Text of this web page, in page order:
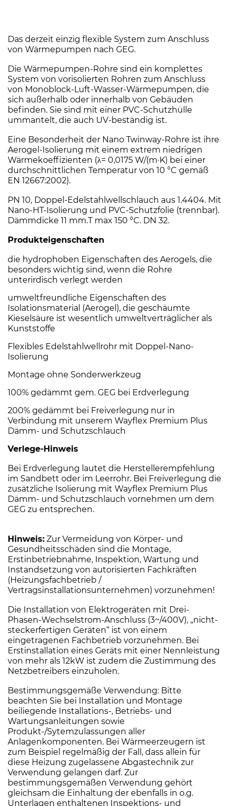
Das derzeit einzig flexible System zum Anschluss
von Wärmepumpen nach GEG.
Die Wärmepumpen-Rohre sind ein komplettes
System von vorisolierten Rohren zum Anschluss
von Monoblock-Luft-Wasser-Wärmepumpen, die
sich außerhalb oder innerhalb von Gebäuden
befinden. Sie sind mit einer PVC-Schutzhülle
ummantelt, die auch UV-beständig ist.
Eine Besonderheit der Nano Twinway-Rohre ist ihre
Aerogel-Isolierung mit einem extrem niedrigen
Wärmekoeffizienten (λ= 0,0175 W/(m·K) bei einer
durchschnittlichen Temperatur von 10 °C gemäß
EN 12667:2002).
PN 10, Doppel-Edelstahlwellschlauch aus 1.4404. Mit
Nano-HT-Isolierung und PVC-Schutzfolie (trennbar).
Dämmdicke 11 mm.T max 150 °C. DN 32.
Produkteigenschaften
die hydrophoben Eigenschaften des Aerogels, die
besonders wichtig sind, wenn die Rohre
unterirdisch verlegt werden
umweltfreundliche Eigenschaften des
Isolationsmaterial (Aerogel), die geschäumte
Kieselsäure ist wesentlich umweltverträglicher als
Kunststoffe
Flexibles Edelstahlwellrohr mit Doppel-Nano-
Isolierung
Montage ohne Sonderwerkzeug
100% gedämmt gem. GEG bei Erdverlegung
200% gedämmt bei Freiverlegung nur in
Verbindung mit unserem Wayflex Premium Plus
Dämm- und Schutzschlauch
Verlege-Hinweis
Bei Erdverlegung lautet die Herstellerempfehlung
im Sandbett oder im Leerrohr. Bei Freiverlegung die
zusätzliche Isolierung mit Wayflex Premium Plus
Dämm- und Schutzschlauch vornehmen um dem
GEG zu entsprechen.
Hinweis: Zur Vermeidung von Körper- und
Gesundheitsschäden sind die Montage,
Erstinbetriebnahme, Inspektion, Wartung und
Instandsetzung von autorisierten Fachkräften
(Heizungsfachbetrieb /
Vertragsinstallationsunternehmen) vorzunehmen!
Die Installation von Elektrogeräten mit Drei-
Phasen-Wechselstrom-Anschluss (3~/400V), „nicht-
steckerfertigen Geräten“ ist von einem
eingetragenen Fachbetrieb vorzunehmen. Bei
Erstinstallation eines Geräts mit einer Nennleistung
von mehr als 12kW ist zudem die Zustimmung des
Netzbetreibers einzuholen.
Bestimmungsgemäße Verwendung: Bitte
beachten Sie bei Installation und Montage
beiliegende Installations-, Betriebs- und
Wartungsanleitungen sowie
Produkt-/Sytemzulassungen aller
Anlagenkomponenten. Bei Wärmeerzeugern ist
zum Beispiel regelmäßig der Fall, dass allein für
diese Heizung zugelassene Abgastechnik zur
Verwendung gelangen darf. Zur
bestimmungsgemäßen Verwendung gehört
gleichsam die Einhaltung der ebenfalls in o.g.
Unterlagen enthaltenen Inspektions- und